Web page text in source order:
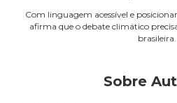
Com linguagem acessível e
afirma que o debate climático
brasileira.
Sobre